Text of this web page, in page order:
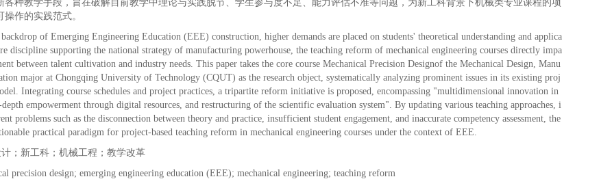
各种教学手段，旨在破解目前教学中理论与实践脱节、学生参与度不足、能力评估不准等问题，为新工科背景下机械类专业课程的项
作的实践范式。
of Emerging Engineering Education (EEE) construction, higher demands are placed on students' theoretical understanding and applica
discipline supporting the national strategy of manufacturing powerhouse, the teaching reform of mechanical engineering courses directly impa
between talent cultivation and industry needs. This paper takes the core course Mechanical Precision Designof the Mechanical Design, Manu
major at Chongqing University of Technology (CQUT) as the research object, systematically analyzing prominent issues in its existing proj
Integrating course schedules and project practices, a tripartite reform initiative is proposed, encompassing "multidimensional innovation in
empowerment through digital resources, and restructuring of the scientific evaluation system". By updating various teaching approaches, i
problems such as the disconnection between theory and practice, insufficient student engagement, and inaccurate competency assessment, the
practical paradigm for project-based teaching reform in mechanical engineering courses under the context of EEE.
；新工科；机械工程；教学改革
precision design; emerging engineering education (EEE); mechanical engineering; teaching reform